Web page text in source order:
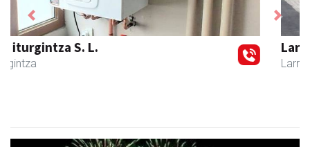
Larraulgo herri ostatua
Larraul
Previous Next